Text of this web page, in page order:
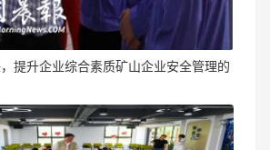
提升企业综合素质矿山企业安全管理的